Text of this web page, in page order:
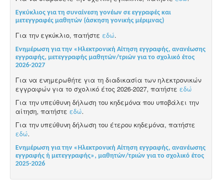
Εγκύκλιος για τη συναίνεση γονέων σε εγγραφές και
μετεγγραφές μαθητών (άσκηση γονικής μέριμνας)
Για την εγκύκλιο, πατήστε εδώ.
Ενημέρωση για την «Ηλεκτρονική Αίτηση εγγραφής, ανανέωσης
εγγραφής, μετεγγραφής μαθητών/τριών για το σχολικό έτος
2026-2027
Για να ενημερωθήτε για τη διαδικασία των ηλεκτρονικών
εγγραφών για το σχολικό έτος 2026-2027, πατήστε εδώ
Για την υπεύθυνη δήλωση του κηδεμόνα που υποβάλει την
αίτηση, πατήστε εδώ.
Για την υπεύθυνη δήλωση του έτερου κηδεμόνα, πατήστε
εδώ.
Ενημέρωση για την «Ηλεκτρονική Αίτηση εγγραφής, ανανέωσης
εγγραφής ή μετεγγραφής», μαθητών/τριών για το σχολικό έτος
2025-2026